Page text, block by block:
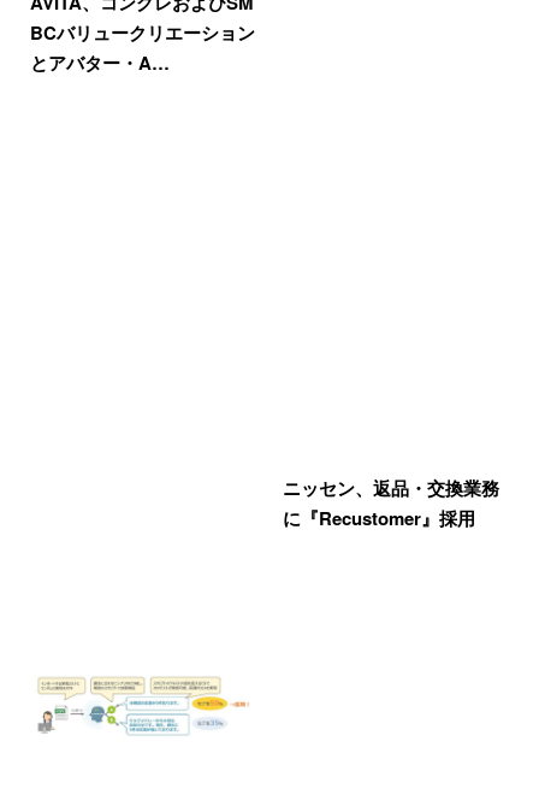
BCバリュークリエーション
とアバター・A…
ニッセン、返品・交換業務
に『Recustomer』採用